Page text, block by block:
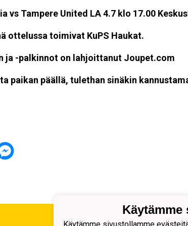
vs Tampere United LA 4.7 klo 17.00
ottelussa toimivat KuPS Haukat.
ja -palkinnot on lahjoittanut Joupet.com
paikan päällä, tulethan sinäkin
Kuopion Palloseura